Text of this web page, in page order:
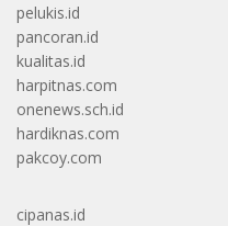
pelukis.id
pancoran.id
kualitas.id
harpitnas.com
onenews.sch.id
hardiknas.com
pakcoy.com
cipanas.id